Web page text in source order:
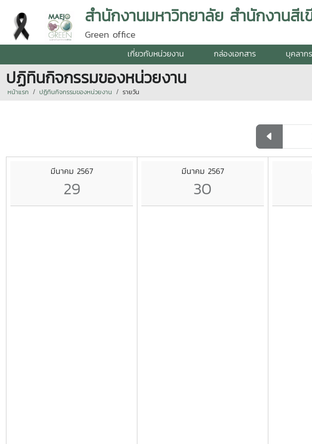
สำนักงานมหาวิทยาลัย สำนักงานสี
Green office
เกี่ยวกับหน่วยงาน กล่องเอกสาร บุคลากร
ปฏิทินกิจกรรมของหน่วยงาน
หน้าแรก ปฏิทินกิจกรรมของหน่วยงาน รายวัน
มีนาคม 2567
29
มีนาคม 2567
30